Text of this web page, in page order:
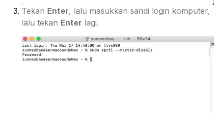
Tekan Enter, lalu masukkan sandi login komputer,
lalu tekan Enter lagi.